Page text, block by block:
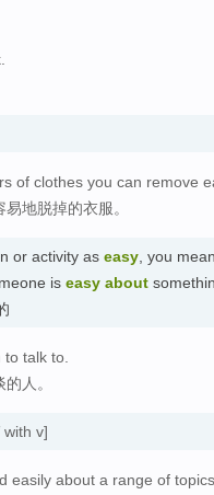
of clothes you can remove
地脱掉的衣服。
or activity as easy , you
is easy about
talk to.
人。
with v]
easily about a range of topics.